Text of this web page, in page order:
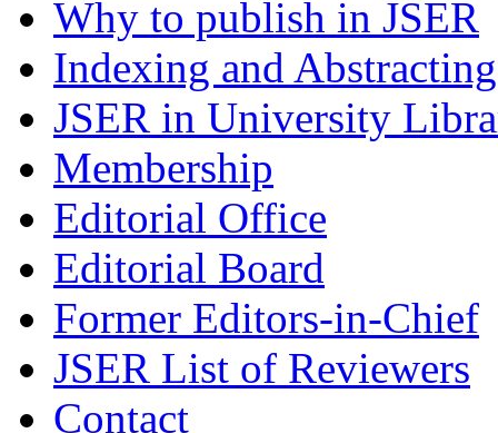
Why to publish in JSER
Indexing and Abstracting
JSER in University
Membership
Editorial Office
Editorial Board
Former Editors-in-Chief
JSER List of Reviewers
Contact